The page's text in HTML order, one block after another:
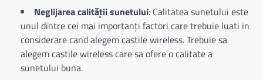
Neglijarea calității sunetului: Calitatea sunetului este
unul dintre cei mai importanți factori care trebuie luati in
considerare cand alegem castile wireless. Trebuie sa
alegem castile wireless care sa ofere o calitate a
sunetului buna.